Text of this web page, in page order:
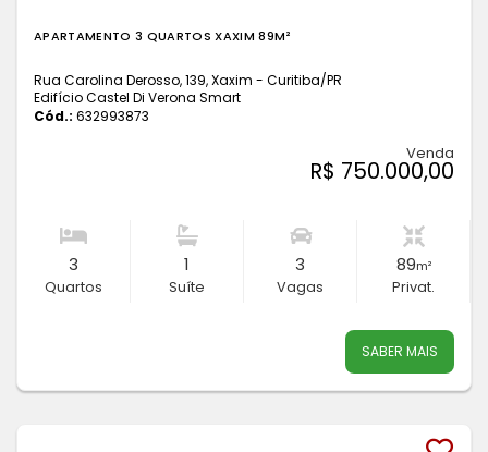
APARTAMENTO 3 QUARTOS XAXIM 89M²
Rua Carolina Derosso, 139, Xaxim - Curitiba/PR
Edifício Castel Di Verona Smart
Cód.: 632993873
Venda
R$ 750.000,00
3
Quartos
1
Suíte
3
Vagas
89m²
Privat.
SABER MAIS